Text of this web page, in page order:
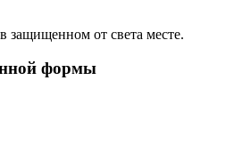
защищенном от света месте.
формы